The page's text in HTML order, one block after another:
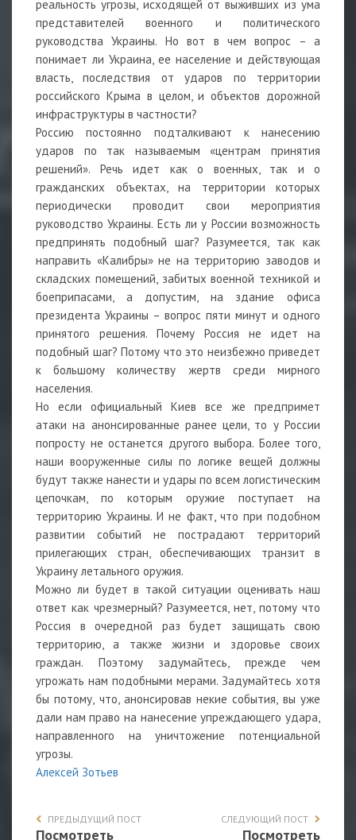
реальность угрозы, исходящей от выживших из ума
представителей военного и политического
руководства Украины. Но вот в чем вопрос – а
понимает ли Украина, ее население и действующая
власть, последствия от ударов по территории
российского Крыма в целом, и объектов дорожной
инфраструктуры в частности?
Россию постоянно подталкивают к нанесению
ударов по так называемым «центрам принятия
решений». Речь идет как о военных, так и о
гражданских объектах, на территории которых
периодически проводит свои мероприятия
руководство Украины. Есть ли у России возможность
предпринять подобный шаг? Разумеется, так как
направить «Калибры» не на территорию заводов и
складских помещений, забитых военной техникой и
боеприпасами, а допустим, на здание офиса
президента Украины – вопрос пяти минут и одного
принятого решения. Почему Россия не идет на
подобный шаг? Потому что это неизбежно приведет
к большому количеству жертв среди мирного
населения.
Но если официальный Киев все же предпримет
атаки на анонсированные ранее цели, то у России
попросту не останется другого выбора. Более того,
наши вооруженные силы по логике вещей должны
будут также нанести и удары по всем логистическим
цепочкам, по которым оружие поступает на
территорию Украины. И не факт, что при подобном
развитии событий не пострадают территорий
прилегающих стран, обеспечивающих транзит в
Украину летального оружия.
Можно ли будет в такой ситуации оценивать наш
ответ как чрезмерный? Разумеется, нет, потому что
Россия в очередной раз будет защищать свою
территорию, а также жизни и здоровье своих
граждан. Поэтому задумайтесь, прежде чем
угрожать нам подобными мерами. Задумайтесь хотя
бы потому, что, анонсировав некие события, вы уже
дали нам право на нанесение упреждающего удара,
направленного на уничтожение потенциальной
угрозы.
Алексей Зотьев
ПРЕДЫДУЩИЙ ПОСТ
Посмотреть
СЛЕДУЮЩИЙ ПОСТ
Посмотреть